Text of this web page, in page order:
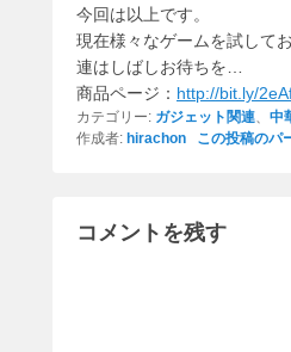
今回は以上です。
現在様々なゲームを試して
連はしばしお待ちを…
商品ページ： http://bit.ly/
カテゴリー: ガジェット関連、 中
作成者: hirachon この投稿のパ
コメントを残す